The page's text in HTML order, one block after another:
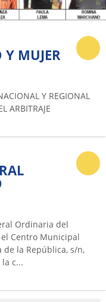
Y MUJER
Y REGIONAL
ARBITRAJE
Ordinaria del
Centro Municipal
de la República, s/n,
c...